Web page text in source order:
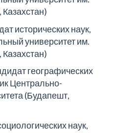
исторических наук,
университет им.
географических
Центрально-
(Будапешт,
наук,